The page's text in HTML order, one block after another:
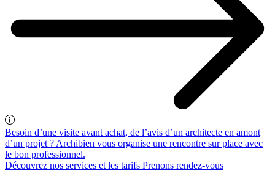
Besoin d’une visite avant achat, de l’avis d’un architecte en amont
d’un projet ? Archibien vous organise une rencontre sur place avec
le bon professionnel.
Découvrez nos services et les tarifs Prenons rendez-vous